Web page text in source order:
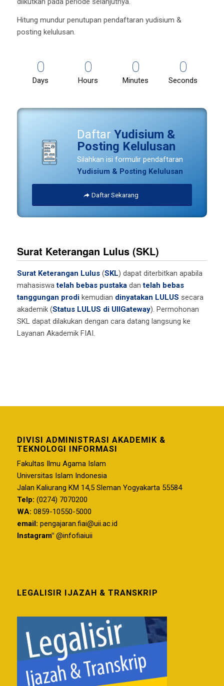
Hitung mundur penutupan pendaftaran yudisium &
posting kelulusan.
0
Days
0
Hours
0
Minutes
0
Seconds
Daftar Yudisium &
Posting Kelulusan
Silahkan isi formulir pendaftaran
Yudisium & Posting Kelulusan
Daftar Sekarang
Surat Keterangan Lulus (SKL)
Surat Keterangan Lulus(SKL) dapat diterbitkan apabila
mahasiswatelah bebas pustakadantelah bebas
tanggungan prodikemudian dinyatakan LULUS secara
akademik (Status LULUS di UIIGateway). Permohonan
SKL dapat dilakukan dengan cara datang langsung ke
Layanan Akademik FIAI.
DIVISI ADMINISTRASI AKADEMIK &
TEKNOLOGI INFORMASI
Fakultas Ilmu Agama Islam
Universitas Islam Indonesia
Jalan Kaliurang KM 14,5 Sleman Yogyakarta 55584
Telp: (0274) 7070200
WA: 0859-10550-5000
email: pengajaran.fiai@uii.ac.id
Instagram"@infofiaiuii
LEGALISIR IJAZAH & TRANSKRIP